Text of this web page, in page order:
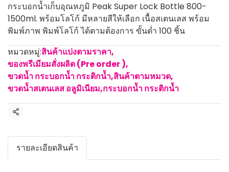
กระบอกน้ำเก็บอุณหภูมิ Peak Super Lock Bottle 800-
1500ml. พร้อมโลโก้ มีหลายสีให้เลือก เนื้อสเตนเลส พร้อม
พิมพ์ภาพ พิมพ์โลโก้ ได้ตามต้องการ ขั้นต่ำ 100 ชิ้น
หมวดหมู่:สินค้าแบ่งตามราคา,
ของพรีเมียมสั่งผลิต (Pre order ),
ขวดน้ำ กระบอกน้ำ กระติกน้ำ,สินค้าตามหมวด,
ขวดน้ำสเตนเลส อลูมิเนียม,กระบอกน้ำ กระติกน้ำ
แชร์
รายละเอียดสินค้า